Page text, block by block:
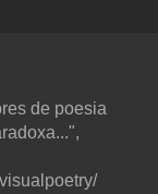
de poesia